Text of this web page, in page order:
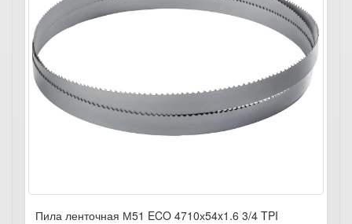
Пила ленточная М51 ECO 4710х54x1.6 3/4 TPI